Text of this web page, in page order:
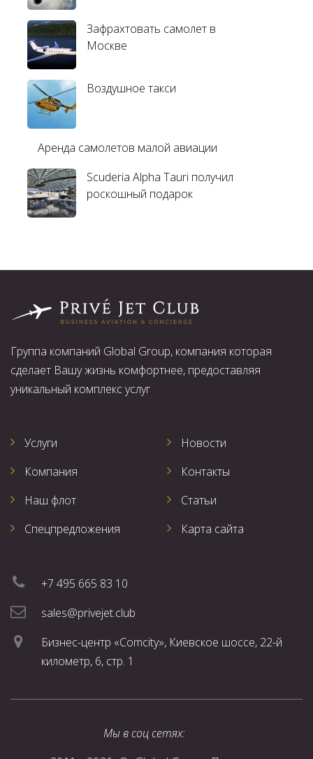
Зафрахтовать самолет в
Москве
Воздушное такси
Аренда самолетов малой авиации
Scuderia Alpha Tauri получил
роскошный подарок
Группа компаний Global Group, компания которая
сделает Вашу жизнь комфортнее, предоставляя
уникальный комплекс услуг
Услуги
Компания
Наш флот
Спецпредложения
Новости
Контакты
Статьи
Карта сайта
+7 495 665 83 10
sales@privejet.club
Бизнес-центр «Comcity», Киевское шоссе, 22-й
километр, 6, стр. 1
Мы в соц сетях: